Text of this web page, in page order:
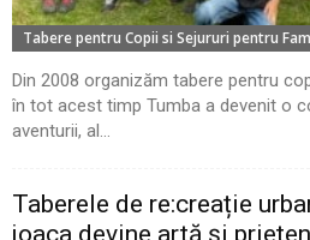
Tabere pentru Copii si Sejururi pentru
Din 2008 organizăm tabere pentru
în tot acest timp Tumba a devenit o
aventurii, al...
Taberele de re:creație
joaca devine artă și